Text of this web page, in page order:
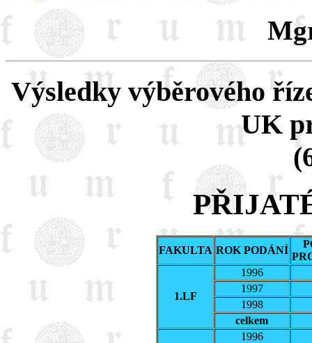
Výsledky výběrového
UK
FAKULTA ROK PODÁNÍ
1.LF
1996
1997
1998
celkem
1996